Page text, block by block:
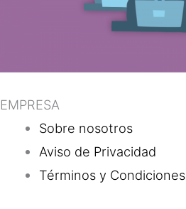
EMPRESA
Sobre nosotros
Aviso de Privacidad
Términos y Condiciones